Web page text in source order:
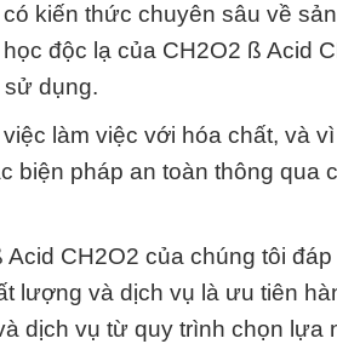
kiến thức chuyên sâu về
độc lạ của CH2O2 ß Acid
sử dụng.
làm việc với hóa chất, và
biện pháp an toàn thông qua
CH2O2 của chúng tôi
lượng và dịch vụ là ưu tiên
dịch vụ từ quy trình chọn lựa